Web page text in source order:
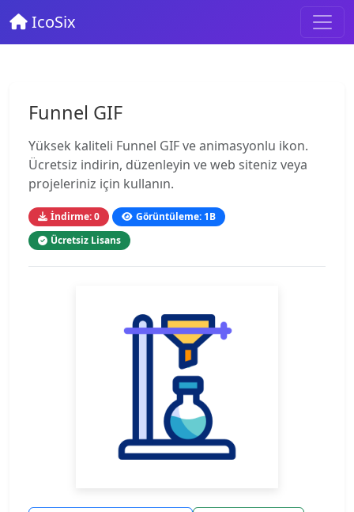
IcoSix
Funnel GIF
Yüksek kaliteli Funnel GIF ve animasyonlu ikon.
Ücretsiz indirin, düzenleyin ve web siteniz veya
projeleriniz için kullanın.
İndirme: 0
Görüntüleme: 1B
Ücretsiz Lisans